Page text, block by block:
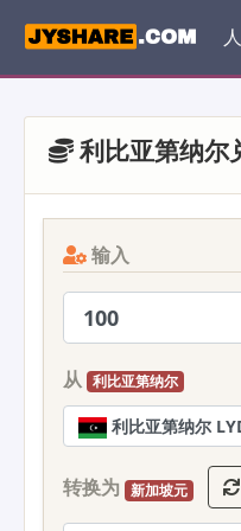
利比亚第纳尔
输入
从 利比亚第纳尔
利比亚第纳尔
转换为 新加坡元